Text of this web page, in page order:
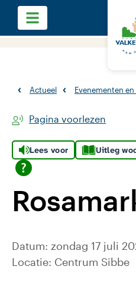
Actueel Evenementen
Pagina voorlezen
Lees voor Uitleg
Datum: zondag 17 juli
Locatie: Centrum Sibbe